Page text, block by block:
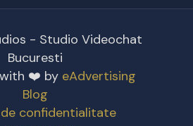
- Studio Videochat
Bucuresti
with ❤️ by eAdvertising
Blog
confidentialitate